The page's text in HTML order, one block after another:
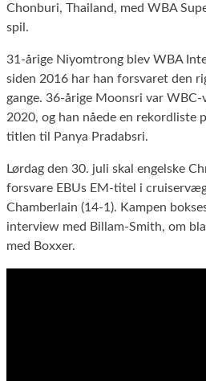
Chonburi, Thailand, med WBA
spil.
31-årige Niyomtrong blev WBA
siden 2016 har han forsvaret den
gange. 36-årige Moonsri var
2020, og han nåede en rekordliste
titlen til Panya Pradabsri.
Lørdag den 30. juli skal engelske
forsvare EBUs EM-titel i
Chamberlain (14-1). Kampen
interview med Billam-Smith, om
med Boxxer.